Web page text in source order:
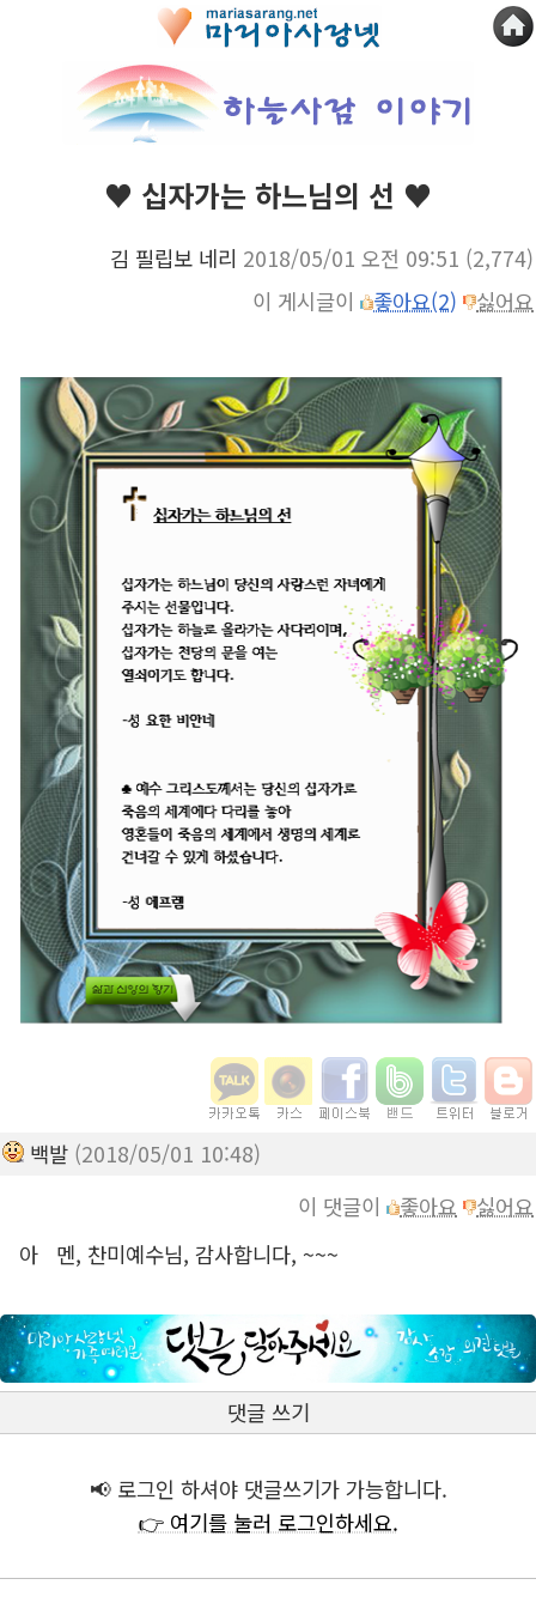
♥ 십자가는 하느님의 선 ♥
김 필립보 네리 2018/05/01 오전 09:51 (2,774)
이 게시글이
좋아요(2) 싫어요
백발 (2018/05/01 10:48)
이 댓글이
좋아요
싫어요
아 멘, 찬미예수님, 감사합니다, ~~~
댓글 쓰기
📢 로그인 하셔야 댓글쓰기가 가능합니다.
👉 여기를 눌러 로그인하세요.